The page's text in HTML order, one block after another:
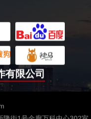
工
￥时薪：27.76纽币
板、地毯厂
有限公司